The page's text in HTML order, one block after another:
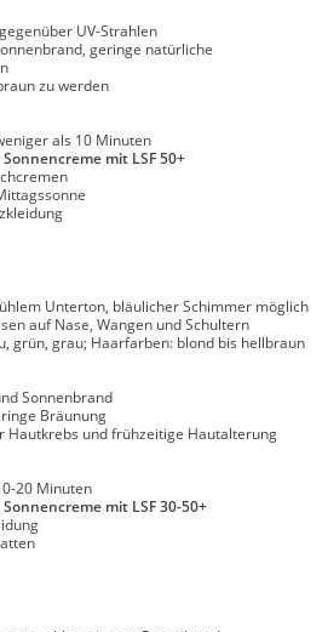
UV-Strahlen
geringe natürliche
zu werden
als 10 Minuten
mit LSF 50+
Unterton, bläulicher Schimmer möglich
auf Nase, Wangen und Schultern
grün, grau; Haarfarben: blond bis hellbraun
Sonnenbrand
Bräunung
Hautkrebs und frühzeitige Hautalterung
20 Minuten
mit LSF 30-50+